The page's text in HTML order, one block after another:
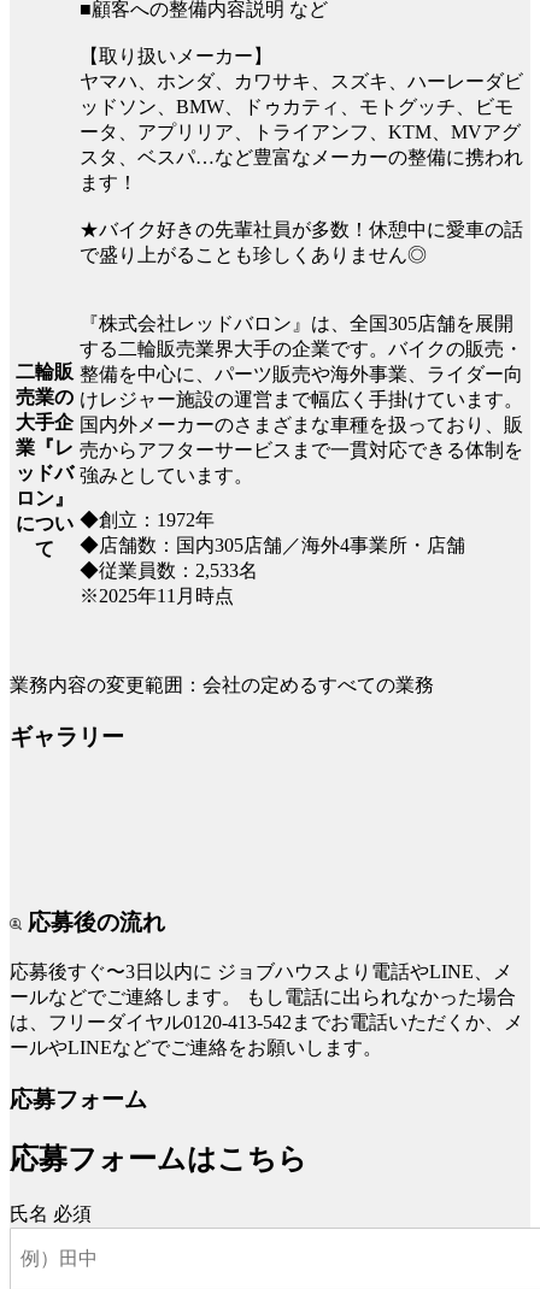
■顧客への整備内容説明 など
【取り扱いメーカー】
ヤマハ、ホンダ、カワサキ、スズキ、ハーレーダビ
ッドソン、BMW、ドゥカティ、モトグッチ、ビモ
ータ、アプリリア、トライアンフ、KTM、MVアグ
スタ、ベスパ…など豊富なメーカーの整備に携われ
ます！
★バイク好きの先輩社員が多数！休憩中に愛車の話
で盛り上がることも珍しくありません◎
二輪販
売業の
大手企
業『レ
ッドバ
ロン』
につい
て
『株式会社レッドバロン』は、全国305店舗を展開
する二輪販売業界大手の企業です。バイクの販売・
整備を中心に、パーツ販売や海外事業、ライダー向
けレジャー施設の運営まで幅広く手掛けています。
国内外メーカーのさまざまな車種を扱っており、販
売からアフターサービスまで一貫対応できる体制を
強みとしています。
◆創立：1972年
◆店舗数：国内305店舗／海外4事業所・店舗
◆従業員数：2,533名
※2025年11月時点
業務内容の変更範囲：会社の定めるすべての業務
ギャラリー
応募後の流れ
応募後すぐ〜3日以内に ジョブハウスより電話やLINE、メ
ールなどでご連絡します。
もし電話に出られなかった場合
は、フリーダイヤル0120-413-542までお電話いただくか、メ
ールやLINEなどでご連絡をお願いします。
応募フォーム
応募フォームはこちら
氏名 必須